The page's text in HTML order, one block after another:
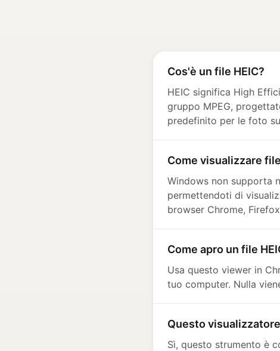
Cos'è un file HEIC?
HEIC significa High
gruppo MPEG,
predefinito per le foto
Come visualizzare
Windows non supporta
permettendoti di
browser Chrome,
Come apro un file
Usa questo viewer in
tuo computer. Nulla
Questo
Sì, questo strumento è